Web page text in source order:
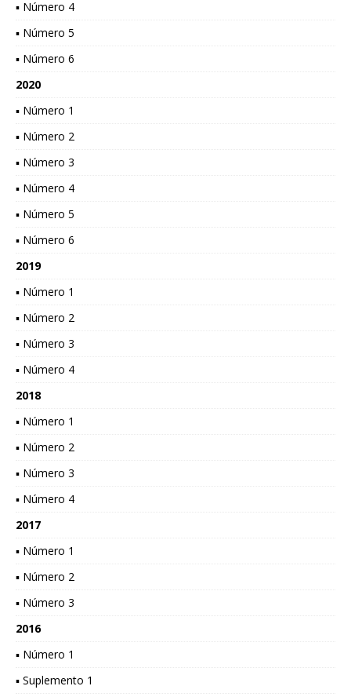
▪ Número 4
▪ Número 5
▪ Número 6
2020
▪ Número 1
▪ Número 2
▪ Número 3
▪ Número 4
▪ Número 5
▪ Número 6
2019
▪ Número 1
▪ Número 2
▪ Número 3
▪ Número 4
2018
▪ Número 1
▪ Número 2
▪ Número 3
▪ Número 4
2017
▪ Número 1
▪ Número 2
▪ Número 3
2016
▪ Número 1
▪ Suplemento 1